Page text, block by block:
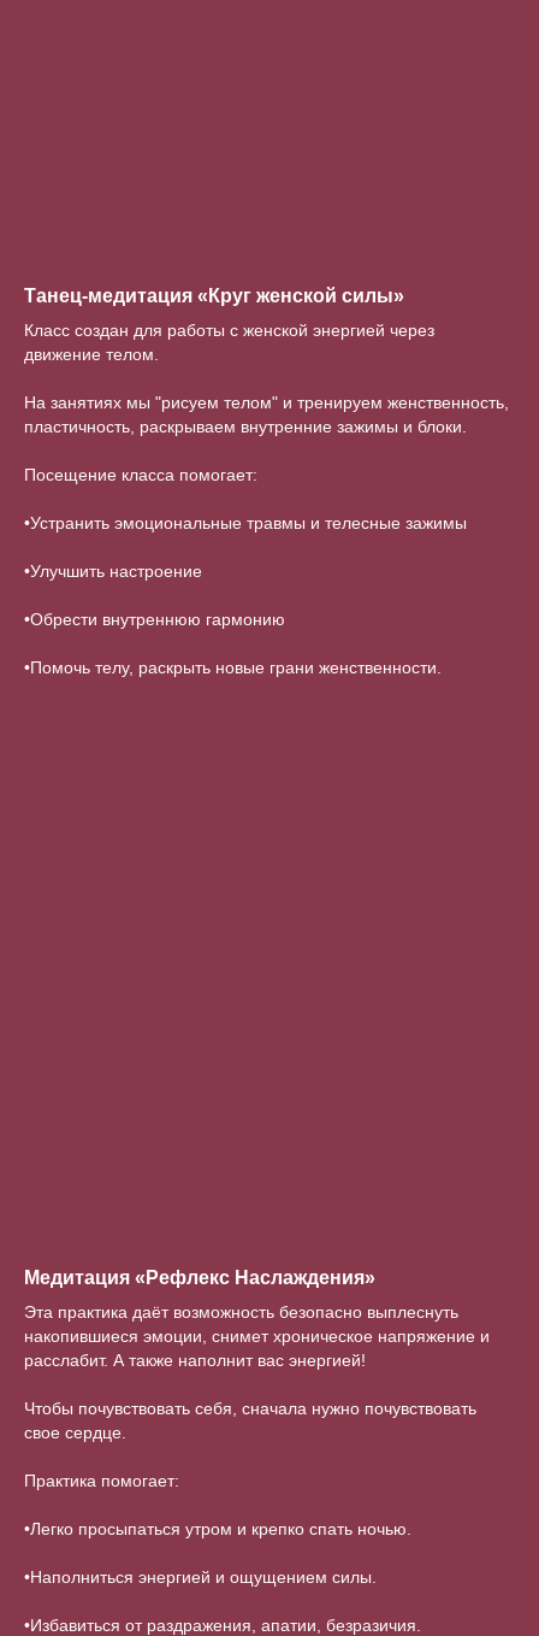
Танец-медитация «Круг женской силы»
Класс создан для работы с женской энергией через
движение телом.
На занятиях мы "рисуем телом" и тренируем женственность,
пластичность, раскрываем внутренние зажимы и блоки.
Посещение класса помогает:
•Устранить эмоциональные травмы и телесные зажимы
•Улучшить настроение
•Обрести внутреннюю гармонию
•Помочь телу, раскрыть новые грани женственности.
Медитация «Рефлекс Наслаждения»
Эта практика даёт возможность безопасно выплеснуть
накопившиеся эмоции, снимет хроническое напряжение и
расслабит. А также наполнит вас энергией!
Чтобы почувствовать себя, сначала нужно почувствовать
свое сердце.
Практика помогает:
•Легко просыпаться утром и крепко спать ночью.
•Наполниться энергией и ощущением силы.
•Избавиться от раздражения, апатии, безразичия.